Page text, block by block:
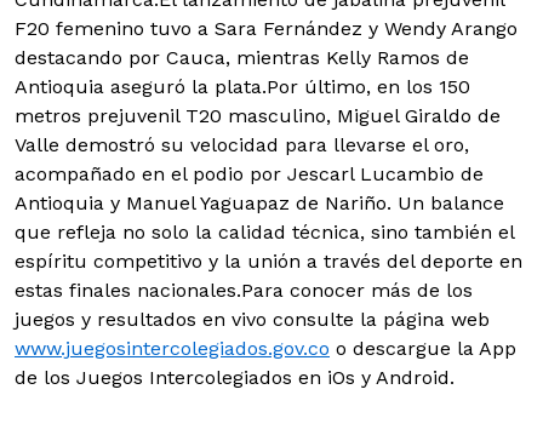
F20 femenino tuvo a Sara Fernández y Wendy Arango
destacando por Cauca, mientras Kelly Ramos de
Antioquia aseguró la plata.Por último, en los 150
metros prejuvenil T20 masculino, Miguel Giraldo de
Valle demostró su velocidad para llevarse el oro,
acompañado en el podio por Jescarl Lucambio de
Antioquia y Manuel Yaguapaz de Nariño. Un balance
que refleja no solo la calidad técnica, sino también el
espíritu competitivo y la unión a través del deporte en
estas finales nacionales.Para conocer más de los
juegos y resultados en vivo consulte la página web
www.juegosintercolegiados.gov.co o descargue la App
de los Juegos Intercolegiados en iOs y Android.